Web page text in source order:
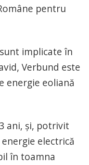
pentru
implicate în
Verbund este
energie eoliană
ani, şi, potrivit
electrică
în toamna